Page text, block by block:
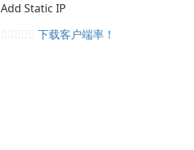
Add Static IP
下载客户端率！